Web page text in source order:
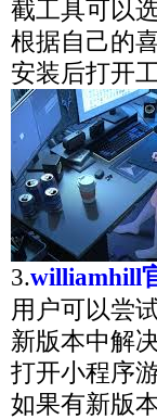
截工具可以
根据自己的
安装后打开
3.williamhill
用户可以尝
新版本中解
打开小程序
如果有新版